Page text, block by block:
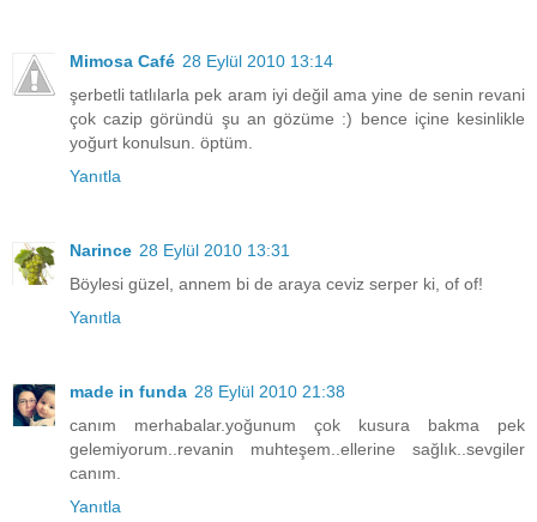
Mimosa Café 28 Eylül 2010 13:14
şerbetli tatlılarla pek aram iyi değil ama yine de senin revani
çok cazip göründü şu an gözüme :) bence içine kesinlikle
yoğurt konulsun. öptüm.
Yanıtla
Narince 28 Eylül 2010 13:31
Böylesi güzel, annem bi de araya ceviz serper ki, of of!
Yanıtla
made in funda 28 Eylül 2010 21:38
canım merhabalar.yoğunum çok kusura bakma pek
gelemiyorum..revanin muhteşem..ellerine sağlık..sevgiler
canım.
Yanıtla